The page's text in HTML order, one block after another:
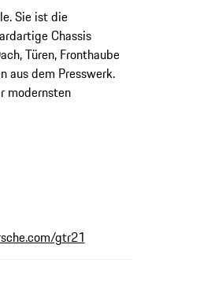
Sie ist die
Chassis
Türen, Fronthaube
aus dem Presswerk.
modernsten
gtr21